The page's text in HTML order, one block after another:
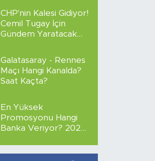
CHP'nin Kalesi Gidiyor!
Cemil Tugay İçin
Gündem Yaratacak
Galatasaray - Rennes
Maçı Hangi Kanalda?
Saat Kaçta?
En Yüksek
Promosyonu Hangi
Banka Veriyor? 2026